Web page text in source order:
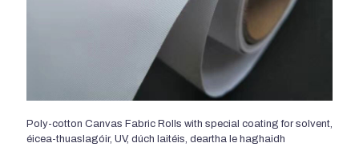
Poly-cotton Canvas Fabric Rolls with special coating for solvent
éicea-thuaslagóir, UV, dúch laitéis, deartha le haghaidh